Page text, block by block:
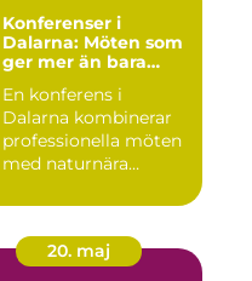
Konferenser i
Dalarna: Möten som
ger mer än bara
En konferens i
Dalarna kombinerar
professionella möten
med naturnära
20. maj